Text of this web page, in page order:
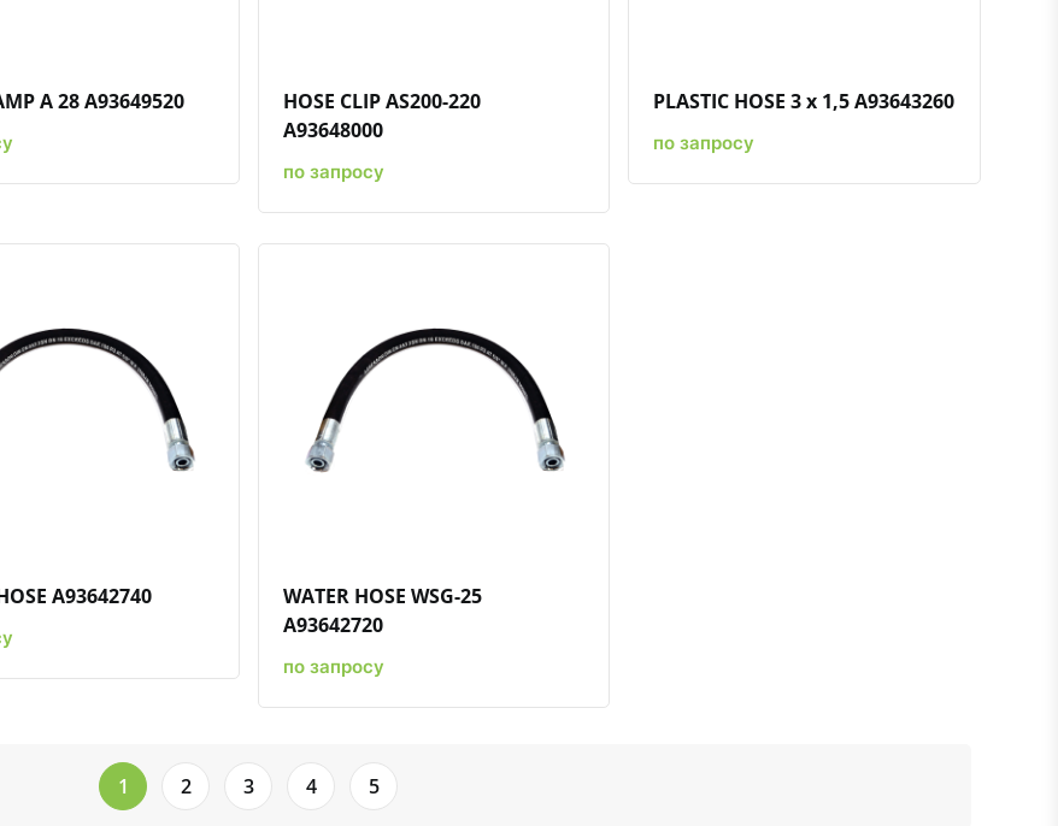
A 28 A93649520
HOSE CLIP AS200-220
A93648000
по запросу
PLASTIC HOSE 3 x 1,5 A93643260
по запросу
Добавить в избранное
A93642740
Добавить в избранное
WATER HOSE WSG-25
A93642720
по запросу
1 2 3 4 5